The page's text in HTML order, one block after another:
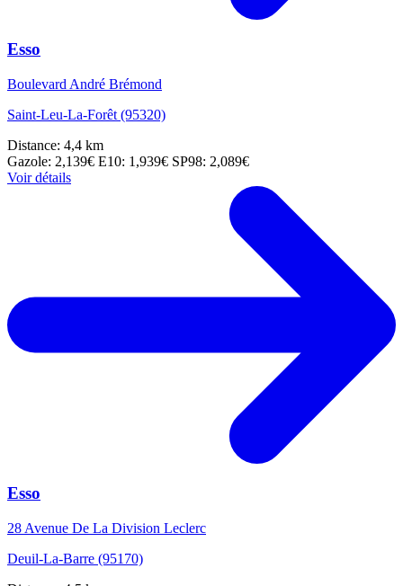
Esso
Boulevard André Brémond
Saint-Leu-La-Forêt (95320)
Distance: 4,4 km
Gazole: 2,139€ E10: 1,939€ SP98: 2,089€
Voir détails
Esso
28 Avenue De La Division Leclerc
Deuil-La-Barre (95170)